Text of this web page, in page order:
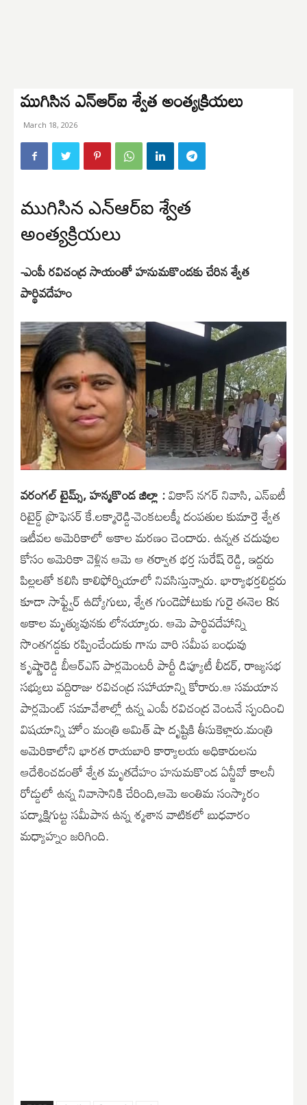
ముగిసిన ఎన్ఆర్ఐ శ్వేత అంత్యక్రియలు
March 18, 2026
ముగిసిన ఎన్ఆర్ఐ శ్వేత
అంత్యక్రియలు
-ఎంపీ రవిచంద్ర సాయంతో హనుమకొండకు చేరిన శ్వేత
పార్థివదేహం
వరంగల్ టైమ్స్, హన్మకొండ జిల్లా :వికాస్ నగర్ నివాసి, ఎన్ఐటీ
రిటైర్డ్ ప్రొఫెసర్ కే.లక్మారెడ్డి-వెంకటలక్మీ దంపతుల కుమార్తె శ్వేత
ఇటీవల అమెరికాలో అకాల మరణం చెందారు. ఉన్నత చదువుల
కోసం అమెరికా వెళ్లిన ఆమె ఆ తర్వాత భర్త సురేష్ రెడ్డి, ఇద్దరు
పిల్లలతో కలిసి కాలిఫోర్నియాలో నివసిస్తున్నారు. భార్యాభర్తలిద్దరు
కూడా సాఫ్ట్వేర్ ఉద్యోగులు, శ్వేత గుండెపోటుకు గురై ఈనెల 8న
అకాల మృత్యువునకు లోనయ్యారు. ఆమె పార్థివదేహాన్ని
సొంతగడ్డకు రప్పించేందుకు గాను వారి సమీప బంధువు
కృష్ణారెడ్డి బీఆర్ఎస్ పార్లమెంటరీ పార్టీ డిప్యూటీ లీడర్, రాజ్యసభ
సభ్యులు వద్దిరాజు రవిచంద్ర సహాయాన్ని కోరారు.ఆ సమయాన
పార్లమెంట్ సమావేశాల్లో ఉన్న ఎంపీ రవిచంద్ర వెంటనే స్పందించి
విషయాన్ని హోం మంత్రి అమిత్ షా దృష్టికి తీసుకెళ్లారు.మంత్రి
అమెరికాలోని భారత రాయబారి కార్యాలయ అధికారులను
ఆదేశించడంతో శ్వేత మృతదేహం హనుమకొండ ఏన్జీవో కాలనీ
రోడ్డులో ఉన్న నివాసానికి చేరింది,ఆమె అంతిమ సంస్కారం
పద్మాక్షిగుట్ట సమీపాన ఉన్న శ్మశాన వాటికలో బుధవారం
మధ్యాహ్నం జరిగింది.